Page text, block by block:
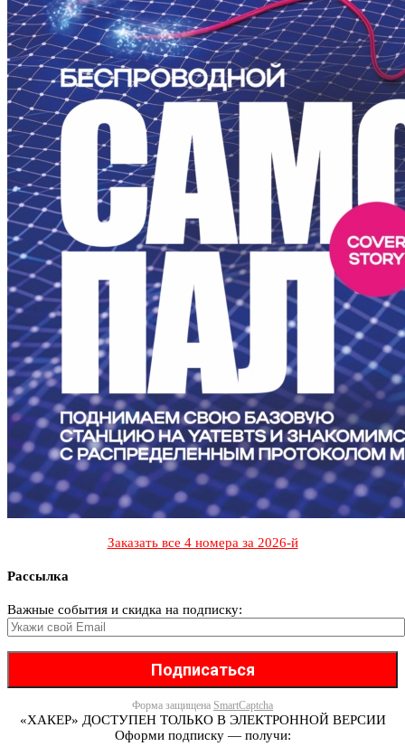
Заказать все 4 номера за 2026-й
Рассылка
Важные события и скидка на подписку:
Форма защищена SmartCaptcha
«ХАКЕР» ДОСТУПЕН ТОЛЬКО В ЭЛЕКТРОННОЙ ВЕРСИИ
Оформи подписку — получи: